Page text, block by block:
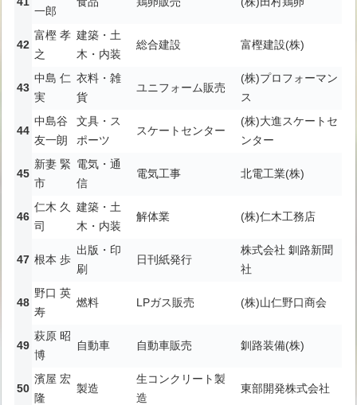
一郎
富樫 孝
之
建築・土
木・内装
総合建設 富樫建設(株)
中島 仁
実
衣料・雑
貨
ユニフォーム販売
(株)プロフォーマン
ス
中島谷
友一朗
文具・ス
ポーツ
スケートセンター
(株)大進スケートセ
ンター
新妻 緊
市
電気・通
信
電気工事 北電工業(株)
仁木 久
司
建築・土
木・内装
解体業 (株)仁木工務店
根本 歩
出版・印
刷
日刊紙発行
株式会社 釧路新聞
社
野口 英
寿
燃料 LPガス販売 (株)山仁野口商会
萩原 昭
博
自動車 自動車販売 釧路装備(株)
濱屋 宏
隆
製造
生コンクリート製
造
東部開発株式会社